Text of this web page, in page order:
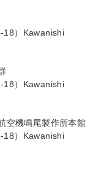
）Kawanishi
）Kawanishi
空機鳴尾製作所本館
）Kawanishi